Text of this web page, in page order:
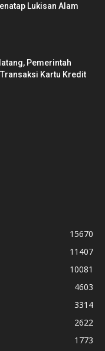
Lukisan Alam
Pemerintah
Kartu Kredit
15670
11407
10081
4603
3314
2622
1773